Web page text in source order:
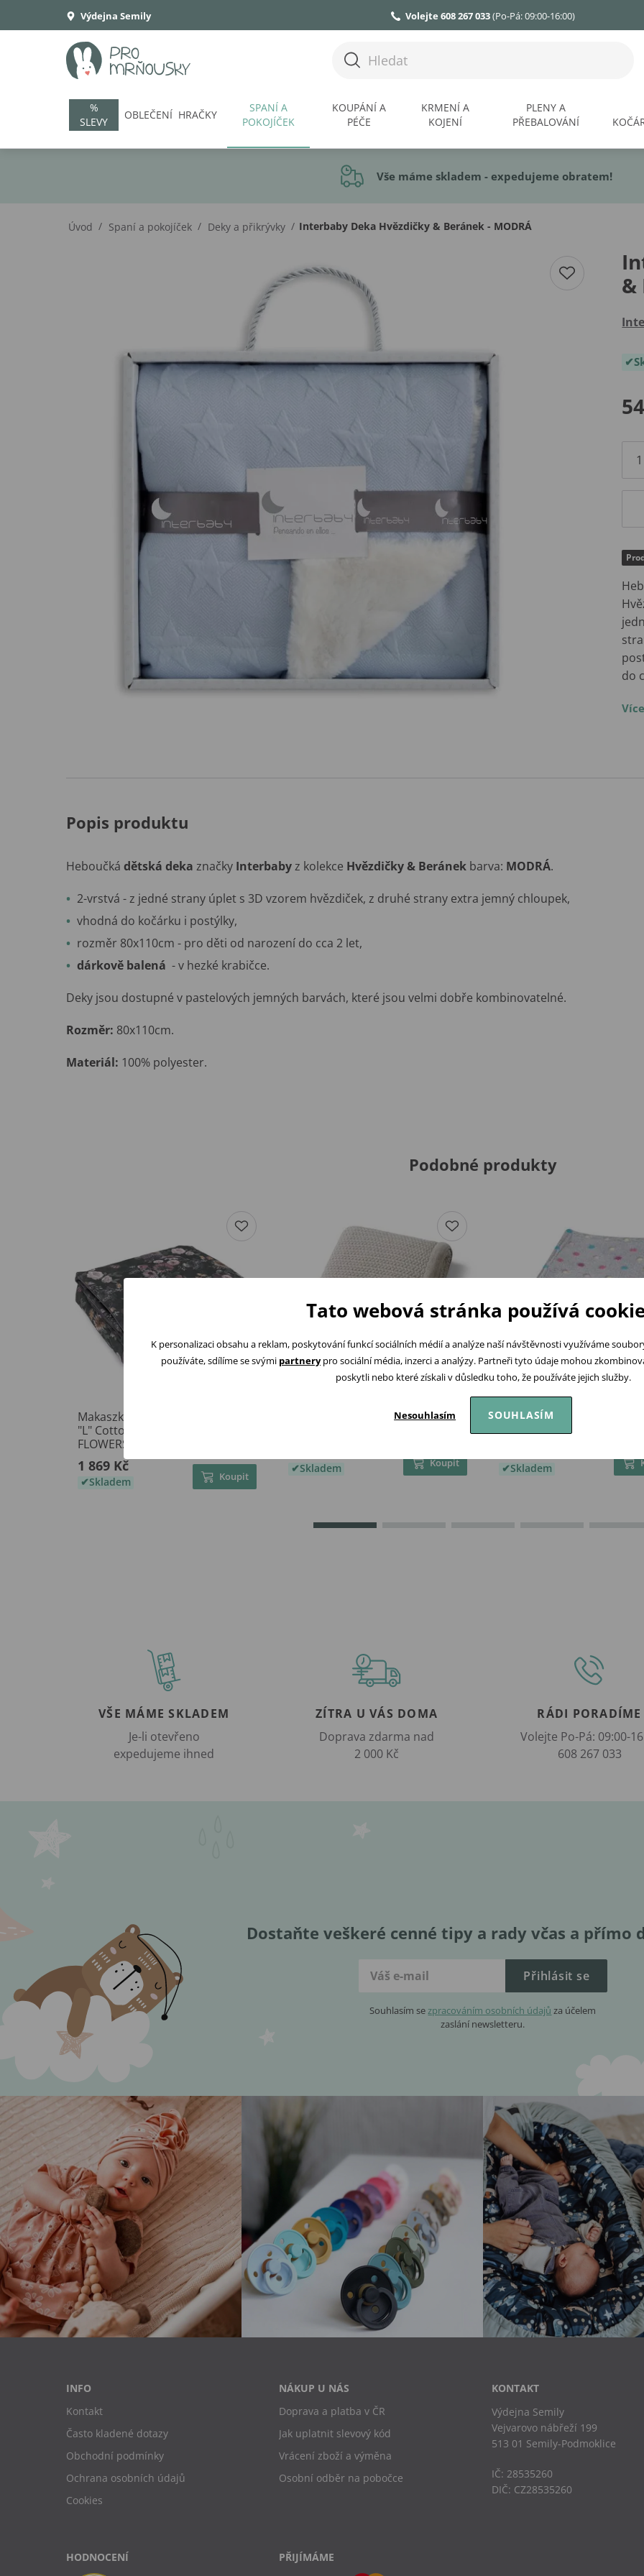
Výdejna Semily Volejte 608 267 033(Po-Pá: 09:00-16:00)
%
SLEVY
OBLEČENÍ HRAČKY
SPANÍ A
POKOJÍČEK
KOUPÁNÍ A
PÉČE
KRMENÍ A
KOJENÍ
PLENY A
PŘEBALOVÁNÍ
Vše máme skladem - expedujeme obratem!
Úvod / Spaní a pokojíček / Deky a přikrývky / Interbaby Deka Hvězdičky & Beránek - MODRÁ
&
do
Popis produktu
Heboučká dětská deka značky Interbabyz kolekce Hvězdičky & Beránek barva: MODRÁ.
2-vrstvá - z jedné strany úplet s 3D vzorem hvězdiček, z druhé strany extra jemný chloupek,
vhodná do kočárku i postýlky,
rozměr 80x110cm - pro děti od narození do cca 2 let,
dárkově balená - v hezké krabičce.
Deky jsou dostupné v pastelových jemných barvách, které jsou velmi dobře kombinovatelné.
Rozměr: 80x110cm.
Materiál: 100% polyester.
Podobné produkty
Makaszka Zateplená dětská deka
"L" Cotton (100x150) MYSTERY OF
FLOWERS
1 869 Kč
Skladem Koupit
BabyOno Pletená dětská deka s
Skladem Koupit
BabyMatex Dětská deka
(75x100) PUNTÍKY ŠEDÁ
Skladem
VŠE MÁME SKLADEM
Je-li otevřeno
expedujeme ihned
ZÍTRA U VÁS DOMA
Doprava zdarma nad
2 000 Kč
RÁDI PORADÍME
Volejte Po-Pá: 09:00-
608 267 033
Dostaňte veškeré cenné tipy a rady včas a přímo
Přihlásit se
Souhlasím sezpracováním osobních údajů za účelem
zaslání newsletteru.
INFO
Kontakt
Často kladené dotazy
Obchodní podmínky
Ochrana osobních údajů
Cookies
NÁKUP U NÁS
Doprava a platba v ČR
Jak uplatnit slevový kód
Vrácení zboží a výměna
Osobní odběr na pobočce
KONTAKT
Výdejna Semily
Vejvarovo nábřeží 199
513 01 Semily-Podmoklice
IČ: 28535260
DIČ: CZ28535260
HODNOCENÍ PŘIJÍMÁME
Tato webová stránka používá
K personalizaci obsahu a reklam, poskytování funkcí sociálních médií a analýze naší návštěvnosti využíváme
používáte, sdílíme se svými partnerypro sociální média, inzerci a analýzy. Partneři tyto údaje mohou
poskytli nebo které získali v důsledku toho, že používáte jejich služby.
Nesouhlasím SOUHLASÍM